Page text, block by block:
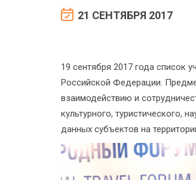
21 СЕНТЯБРЯ 2017
19 сентября 2017 года список
Российской Федерации.
взаимодействию и
культурного, туристического,
данных субъектов на